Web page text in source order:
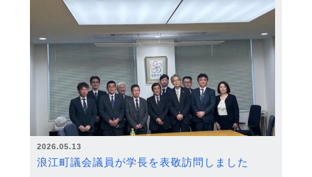
2026.05.13
浪江町議会議員が学長を表敬訪問しました